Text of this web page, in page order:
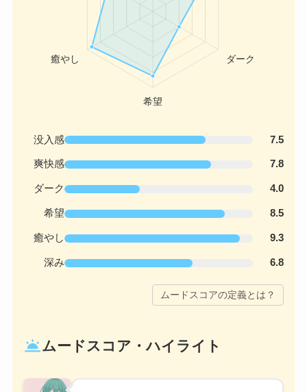
没入感 7.5
爽快感 7.8
ダーク 4.0
希望 8.5
癒やし 9.3
深み 6.8
ムードスコアの定義とは？
wb_twilightムードスコア・ハイライト